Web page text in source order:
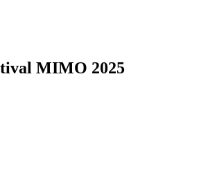
MIMO 2025